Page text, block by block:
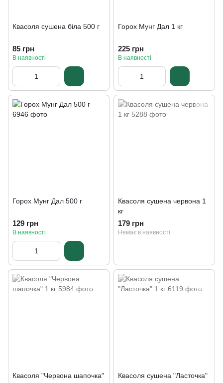
Квасоля сушена біла 500 г
85 грн
В наявності
Горох Мунг Дал 1 кг
225 грн
В наявності
Горох Мунг Дал 500 г
129 грн
В наявності
Квасоля сушена червона 1
кг
179 грн
Немає в наявності
Квасоля "Червона шапочка"
Квасоля сушена "Ласточка"